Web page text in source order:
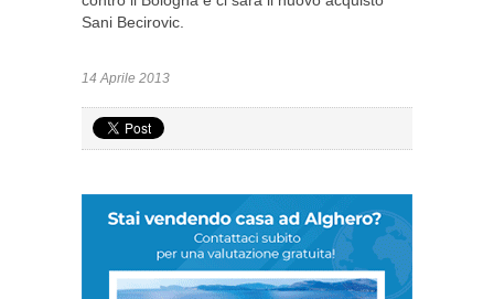
Sani Becirovic.
14 Aprile 2013